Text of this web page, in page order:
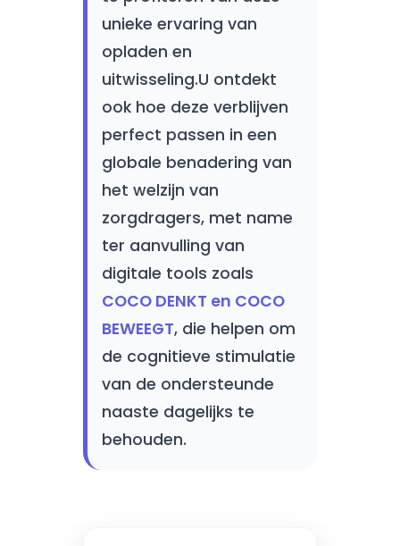
unieke ervaring van
opladen en
uitwisseling.U ontdekt
ook hoe deze verblijven
perfect passen in een
globale benadering van
het welzijn van
zorgdragers, met name
ter aanvulling van
digitale tools zoals
COCO DENKT en COCO
BEWEEGT, die helpen om
de cognitieve stimulatie
van de ondersteunde
naaste dagelijks te
behouden.